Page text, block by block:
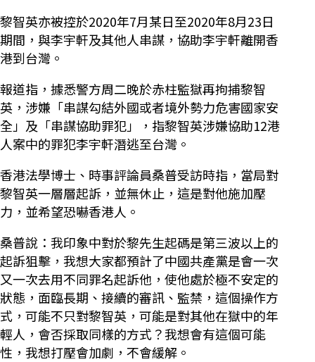
黎智英亦被控於2020年7月某日至2020年8月23日
期間，與李宇軒及其他人串謀，協助李宇軒離開香
港到台灣。
報道指，據悉警方周二晚於赤柱監獄再拘捕黎智
英，涉嫌「串謀勾結外國或者境外勢力危害國家安
全」及「串謀協助罪犯」，指黎智英涉嫌協助12港
人案中的罪犯李宇軒潛逃至台灣。
香港法學博士、時事評論員桑普受訪時指，當局對
黎智英一層層起訴，並無休止，這是對他施加壓
力，並希望恐嚇香港人。
桑普說：我印象中對於黎先生起碼是第三波以上的
起訴狙擊，我想大家都預計了中國共產黨是會一次
又一次去用不同罪名起訴他，使他處於極不安定的
狀態，面臨長期、接續的審訊、監禁，這個操作方
式，可能不只對黎智英，可能是對其他在獄中的年
輕人，會否採取同樣的方式？我想會有這個可能
性，我想打壓會加劇，不會緩解。